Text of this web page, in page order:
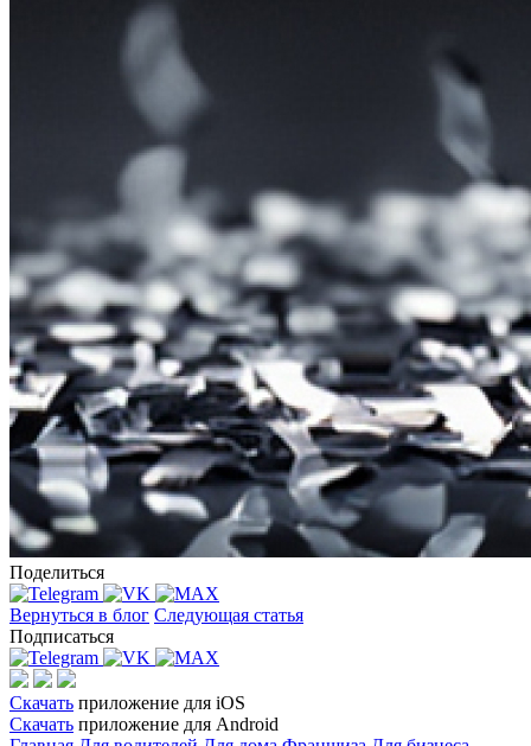
Поделиться
Вернуться в блог Следующая статья
Подписаться
Скачать приложение для iOS
Скачать приложение для Android